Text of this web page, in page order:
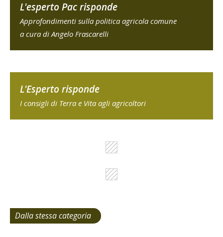
L'esperto Pac risponde
Approfondimenti sulla politica agricola comune
a cura di Angelo Frascarelli
L'Esperto risponde
I consigli di Terra e Vita agli agricoltori
Dalla stessa categoria